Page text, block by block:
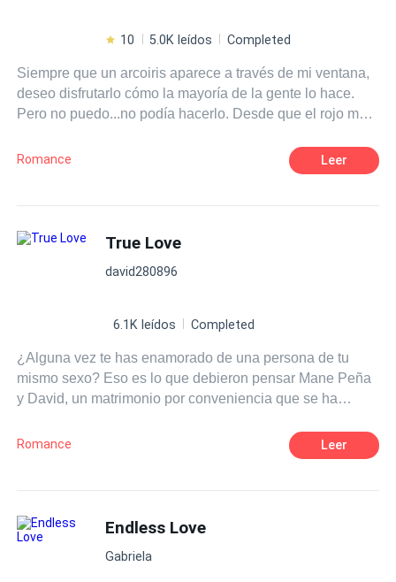
¿Conseguirán Crys y Bastian sobrevivir a este nuevo
ante las tentaciones y pasiones más profundas de su
amor?
10 5.0K leídos Completed
Siempre que un arcoiris aparece a través de mi ventana,
deseo disfrutarlo cómo la mayoría de la gente lo hace.
Pero no puedo...no podía hacerlo. Desde que el rojo me
verde a tu suéter de rayas, y el rosa a tus mejillas.
Romance Leer
True Love
david280896
6.1K leídos Completed
¿Alguna vez te has enamorado de una persona de tu
mismo sexo? Eso es lo que debieron pensar Mane Peña
y David, un matrimonio por conveniencia que se ha
Mane, el hombre de la casa, está roto por dentro, y David,
David ni siquiera sabe lo que significa sentir debido a su
vidas?
Romance Leer
Endless Love
Gabriela